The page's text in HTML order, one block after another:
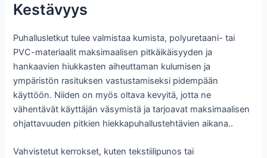
Kestävyys
Puhallusletkut tulee valmistaa kumista, polyuretaani- tai
PVC-materiaalit maksimaalisen pitkäikäisyyden ja
hankaavien hiukkasten aiheuttaman kulumisen ja
ympäristön rasituksen vastustamiseksi pidempään
käyttöön. Niiden on myös oltava kevyitä, jotta ne
vähentävät käyttäjän väsymistä ja tarjoavat maksimaalisen
ohjattavuuden pitkien hiekkapuhallustehtävien aikana..
Vahvistetut kerrokset, kuten tekstiilipunos tai